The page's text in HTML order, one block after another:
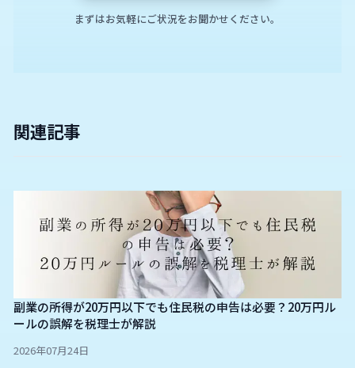
まずはお気軽にご状況をお聞かせください。
関連記事
副業の所得が20万円以下でも住民税の申告は必要？20万円ル
ールの誤解を税理士が解説
2026年07月24日